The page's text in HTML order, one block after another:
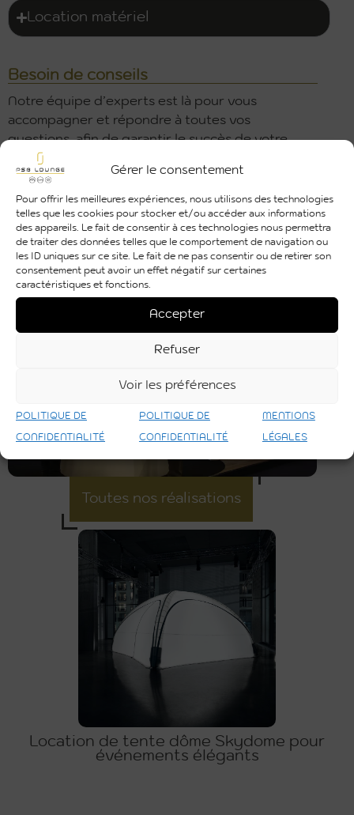
Gérer le consentement
Pour offrir les meilleures expériences, nous utilisons des technologies
telles que les cookies pour stocker et/ou accéder aux informations
des appareils. Le fait de consentir à ces technologies nous permettra
de traiter des données telles que le comportement de navigation ou
les ID uniques sur ce site. Le fait de ne pas consentir ou de retirer son
consentement peut avoir un effet négatif sur certaines
caractéristiques et fonctions.
Accepter
Refuser
Voir les préférences
POLITIQUE DE
CONFIDENTIALITÉ
POLITIQUE DE
CONFIDENTIALITÉ
MENTIONS
LÉGALES
Location matériel
Besoin de conseils
Notre équipe d’experts est là pour vous
accompagner et répondre à toutes vos
questions, afin de garantir le succès de votre
événement.
Par E-mail
Exemple de réalisations
Toutes nos réalisations
Location de tente dôme Skydome pour
événements élégants